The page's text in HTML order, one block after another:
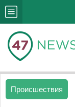
Происшествия